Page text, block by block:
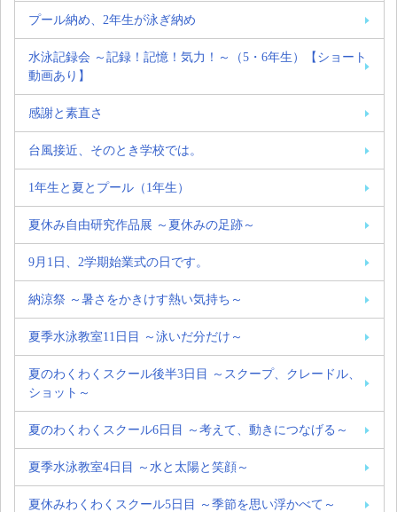
プール納め、2年生が泳ぎ納め
水泳記録会 ～記録！記憶！気力！～（5・6年生）【ショート
動画あり】
感謝と素直さ
台風接近、そのとき学校では。
1年生と夏とプール（1年生）
夏休み自由研究作品展 ～夏休みの足跡～
9月1日、2学期始業式の日です。
納涼祭 ～暑さをかきけす熱い気持ち～
夏季水泳教室11日目 ～泳いだ分だけ～
夏のわくわくスクール後半3日目 ～スクープ、クレードル、
ショット～
夏のわくわくスクール6日目 ～考えて、動きにつなげる～
夏季水泳教室4日目 ～水と太陽と笑顔～
夏休みわくわくスクール5日目 ～季節を思い浮かべて～